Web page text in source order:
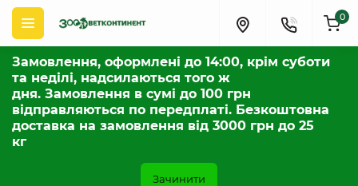
Замовлення, оформлені до 14:00, крім суботи
та неділі, надсилаються того ж
дня. Замовлення в сумі до 100 грн
відправляються по передплаті. Безкоштовна
доставка на замовлення від 3000 грн до 25
кг
Зачинити
0